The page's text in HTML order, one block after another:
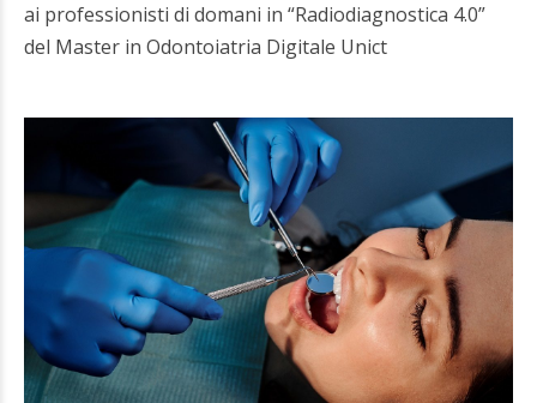
ai professionisti di domani in “Radiodiagnostica 4.0”
del Master in Odontoiatria Digitale Unict